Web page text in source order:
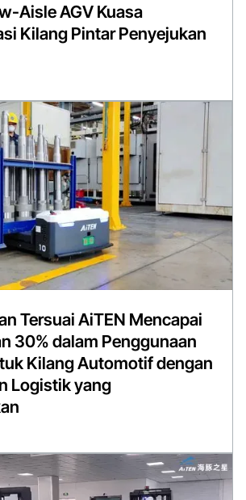
Aisle AGV Kuasa
Kilang Pintar Penyejukan
Tersuai AiTEN Mencapai
30% dalam Penggunaan
Kilang Automotif dengan
Logistik yang